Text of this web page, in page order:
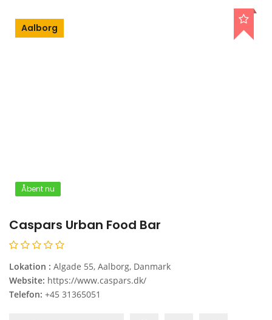
Aalborg
Åbent nu
Caspars Urban Food Bar
Lokation : Algade 55, Aalborg, Danmark
Website: https://www.caspars.dk/
Telefon: +45 31365051